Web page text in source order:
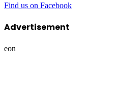
Find us on Facebook
Advertisement
eon